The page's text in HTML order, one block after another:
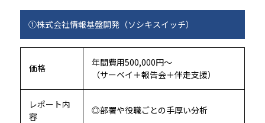
①株式会社情報基盤開発（ソシキスイッチ）
価格
年間費用500,000円～
（サーベイ＋報告会＋伴走支援）
レポート内
容
◎部署や役職ごとの手厚い分析